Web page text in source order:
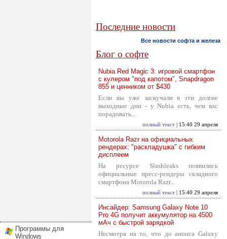
Программы для
Windows
Последние новости
Все новости софта и железа
Блог о софте
Nubia Red Magic 3: игровой смартфон
с кулером "под капотом", Snapdragon
855 и ценником от $430
Если вы уже заскучали в эти долгие
выходные дни - у Nubia есть, чем вас
порадовать...
полный текст | 15:40 29 апреля
Motorola Razr на официальных
рендерах: "раскладушка" с гибким
дисплеем
На ресурсе Slashleaks появились
официальные пресс-рендеры складного
смартфона Motorola Razr...
полный текст | 15:40 29 апреля
Инсайдер: Samsung Galaxy Note 10
Pro 4G получит аккумулятор на 4500
мАч с быстрой зарядкой
Несмотря на то, что до анонса Galaxy